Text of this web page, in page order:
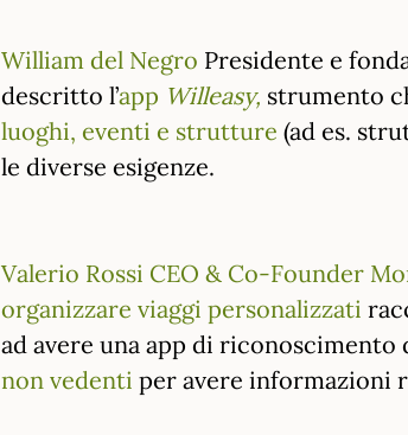
William del Negro Presidente e
descritto l’app Willeasy, strumento
luoghi, eventi e strutture (ad es.
le diverse esigenze.
Valerio Rossi CEO & Co-Founder
organizzare viaggi personalizzati
ad avere una app di riconoscimento
non vedenti per avere informazioni